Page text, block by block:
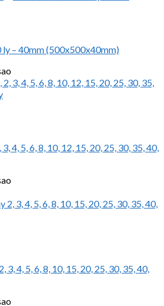
– 40mm (500x500x40mm)
4, 5, 6, 8, 10, 12, 15, 20, 25, 30, 35, 40,
3, 4, 5, 6, 8, 10, 15, 20, 25, 30, 35, 40,